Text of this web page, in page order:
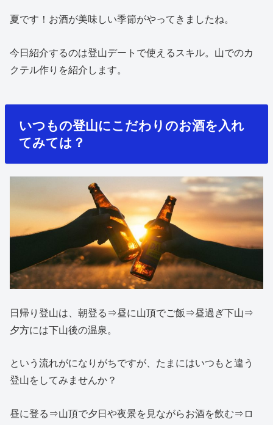
夏です！お酒が美味しい季節がやってきましたね。
今日紹介するのは登山デートで使えるスキル。山でのカ
クテル作りを紹介します。
いつもの登山にこだわりのお酒を入れ
てみては？
日帰り登山は、朝登る⇒昼に山頂でご飯⇒昼過ぎ下山⇒
夕方には下山後の温泉。
という流れがになりがちですが、たまにはいつもと違う
登山をしてみませんか？
昼に登る⇒山頂で夕日や夜景を見ながらお酒を飲む⇒ロ